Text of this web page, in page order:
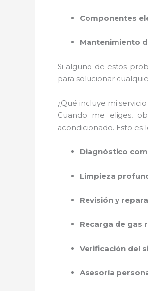
Componentes
Mantenimiento
Si alguno de estos
para solucionar
¿Qué incluye mi
Cuando me eliges,
acondicionado. Esto es
Diagnóstico
Limpieza
Revisión y
Recarga de gas
Verificación del
Asesoría